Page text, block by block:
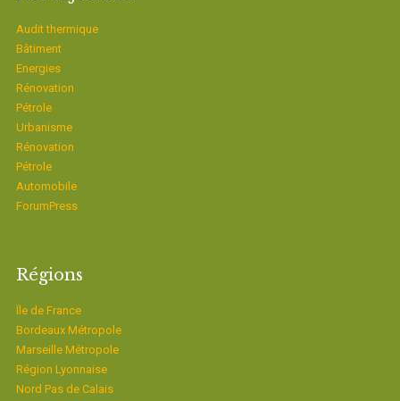
Audit thermique
Bâtiment
Energies
Rénovation
Pétrole
Urbanisme
Rénovation
Pétrole
Automobile
ForumPress
Régions
Ïle de France
Bordeaux Métropole
Marseille Métropole
Région Lyonnaise
Nord Pas de Calais